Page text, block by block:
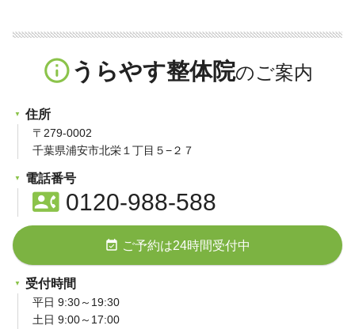
info_outlineうらやす整体院
住所
〒279-0002
千葉県浦安市北栄１丁目５−２７
電話番号
contact_phone0120-988-588
event_available ご予約は24時間受付中
受付時間
平日 9:30～19:30
土日 9:00～17:00